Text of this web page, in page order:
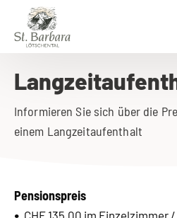
Informieren Sie sich über die
einem Langzeitaufenthalt
Pensionspreis